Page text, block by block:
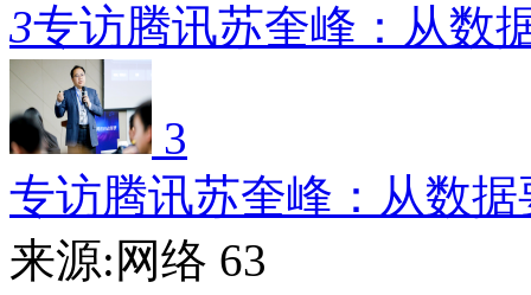
3专访腾讯苏奎峰：从数
3
专访腾讯苏奎峰：从数据
来源:网络 63